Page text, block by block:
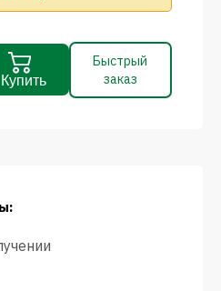
Купить
Быстрый
заказ